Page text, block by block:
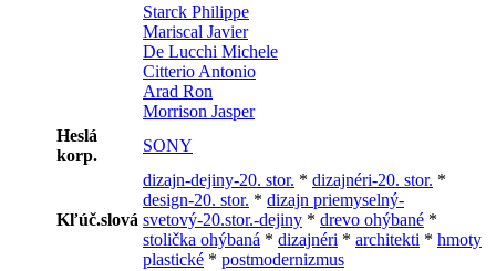
Starck Philippe
Mariscal Javier
De Lucchi Michele
Citterio Antonio
Arad Ron
Morrison Jasper
Heslá
korp.
SONY
Kľúč.slová
dizajn-dejiny-20. stor. * dizajnéri-20. stor. *
design-20. stor. * dizajn priemyselný-
svetový-20.stor.-dejiny * drevo ohýbané *
stolička ohýbaná * dizajnéri * architekti * hmoty
plastické * postmodernizmus